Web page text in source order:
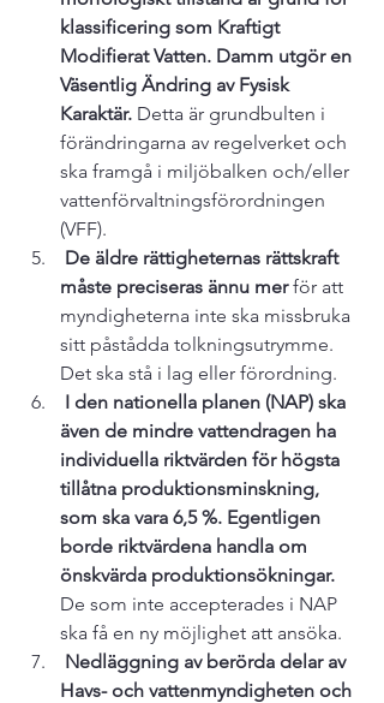
klassificering som Kraftigt
Modifierat Vatten. Damm utgör en
Väsentlig Ändring av Fysisk
Karaktär. Detta är grundbulten i
förändringarna av regelverket och
ska framgå i miljöbalken och/eller
vattenförvaltningsförordningen
(VFF).
måste preciseras ännu mer för att
myndigheterna inte ska missbruka
sitt påstådda tolkningsutrymme.
Det ska stå i lag eller förordning.
även de mindre vattendragen ha
individuella riktvärden för högsta
tillåtna produktionsminskning,
som ska vara 6,5 %. Egentligen
borde riktvärdena handla om
önskvärda produktionsökningar.
De som inte accepterades i NAP
ska få en ny möjlighet att ansöka.
Havs- och vattenmyndigheten och